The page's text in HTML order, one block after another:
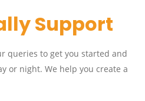
Support
queries to get you started and
or night. We help you create a